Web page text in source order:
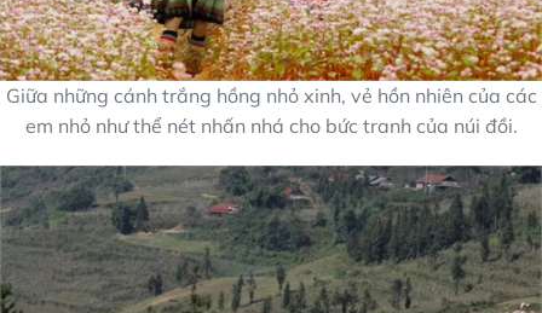
Giữa những cánh trắng hồng nhỏ xinh, vẻ hồn nhiên của các
em nhỏ như thể nét nhấn nhá cho bức tranh của núi đồi.